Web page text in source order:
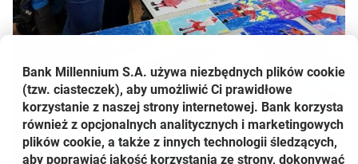
Bank Millennium S.A. używa niezbędnych plików cookie
(tzw. ciasteczek), aby umożliwić Ci prawidłowe
korzystanie z naszej strony internetowej. Bank korzysta
również z opcjonalnych analitycznych i marketingowych
plików cookie, a także z innych technologii śledzących,
aby poprawiać jakość korzystania ze strony, dokonywać